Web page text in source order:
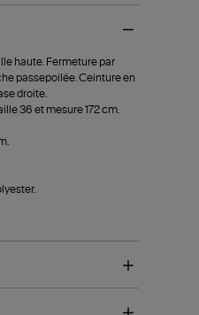
haute. Fermeture par
passepoilée. Ceinture en
droite.
36 et mesure 172 cm.